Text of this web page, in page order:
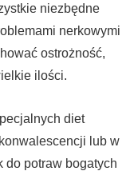
niezbędne
nerkowymi
ostrożność,
ilości.
diet
lub w
do potraw bogatych